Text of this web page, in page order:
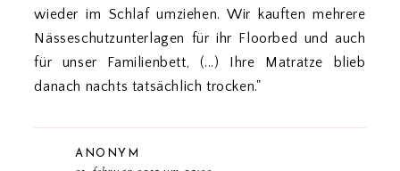
wieder im Schlaf umziehen. Wir kauften mehrere
Nässeschutzunterlagen für ihr Floorbed und auch
für unser Familienbett, (...) Ihre Matratze blieb
danach nachts tatsächlich trocken."
ANONYM